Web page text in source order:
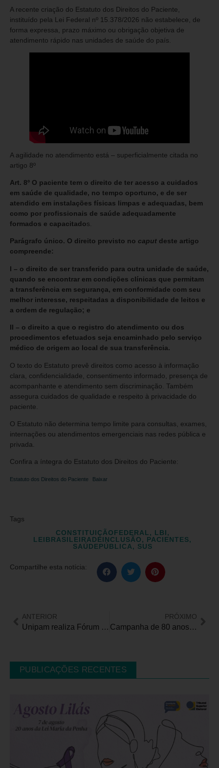
A recente criação do Estatuto dos Direitos do Paciente,
instituído pela Lei Federal nº 15.378/2026 não estabelece, de
forma expressa, prazo máximo ou obrigação objetiva de
atendimento rápido nas unidades de saúde do país.
A agilidade no atendimento está – superficialmente citada no
artigo 8º
Art. 8º O paciente tem o direito de ter acesso a cuidados
em saúde de qualidade, no tempo oportuno, e de ser
atendido em instalações físicas limpas e adequadas, bem
como por profissionais de saúde adequadamente
formados e capacitados.
Parágrafo único. O direito previsto no caput deste artigo
compreende:
I – o direito de ser transferido para outra unidade de saúde,
quando se encontrar em condições clínicas que permitam
a transferência em segurança, em conformidade com seu
melhor interesse, respeitadas a disponibilidade de leitos e
a ordem de regulação; e
II – o direito a que o registro do atendimento ou dos
procedimentos efetuados seja encaminhado pelo serviço
médico de origem ao local de sua transferência.
O texto do Estatuto prevê direitos como acesso à informação
clara, confidencialidade, consentimento informado, presença de
acompanhante e atendimento sem discriminação. Também
assegura cuidados de qualidade e respeito à privacidade do
paciente.
O Estatuto não determina tempo limite para consultas, exames,
internações ou atendimentos emergenciais nas redes pública e
privada.
Confira a íntegra do Estatuto dos Direitos do Paciente:
Estatuto dos Direitos do Paciente Baixar
Tags
CONSTITUIÇÃOFEDERAL, LBI,
LEIBRASILEIRADEINCLUSÃO, PACIENTES,
SAÚDEPÚBLICA, SUS
Compartilhe esta notícia:
ANTERIOR
Unipam realiza Fórum Liderança Inclusiva: diversidade como gestão estratégica
PRÓXIMO
Campanha de 80 anos da Fundação Dorina Nowill para Cegos provoca reflexão sobre a “invisibilidade” da pessoa cega
PUBLICAÇÕES RECENTES